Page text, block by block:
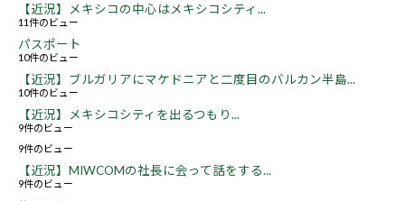
【近況】メキシコの中心はメキシコシティ...
11件のビュー
パスポート
10件のビュー
【近況】ブルガリアにマケドニアと二度目のバルカン半島...
10件のビュー
【近況】メキシコシティを出るつもり...
9件のビュー
9件のビュー
【近況】MIWCOMの社長に会って話をする...
9件のビュー